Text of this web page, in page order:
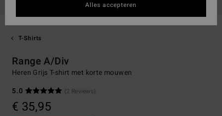
T-Shirts
Range A/Div
Heren Grijs T-shirt met korte mouwen
5.0
(2 Reviews)
€ 35,95
Alles accepteren